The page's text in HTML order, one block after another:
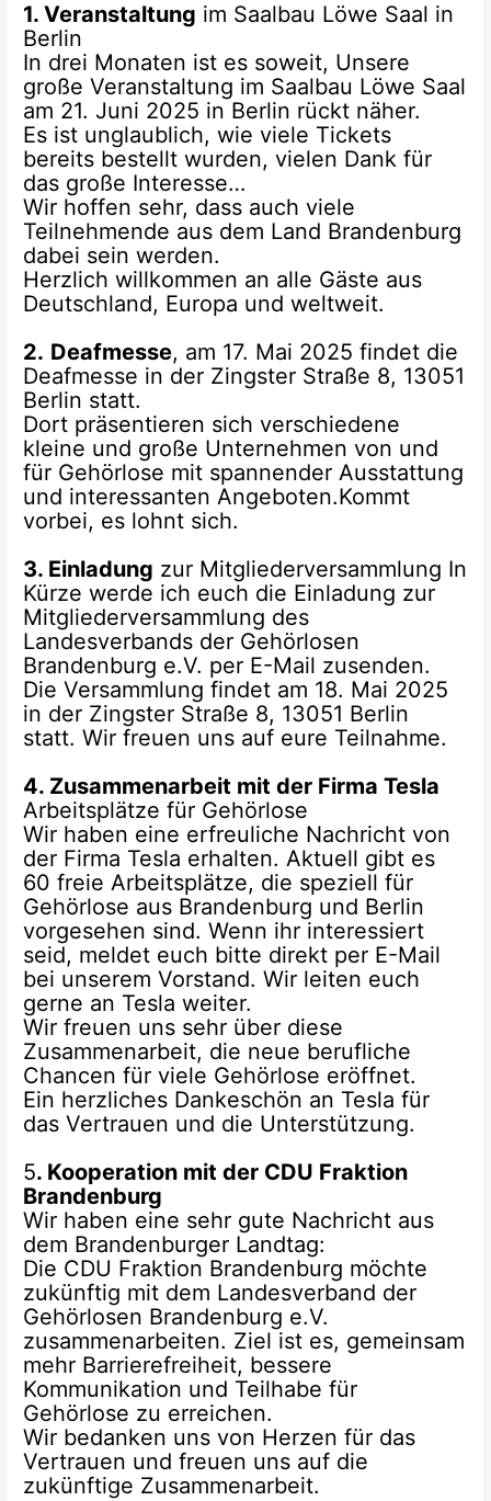
1. Veranstaltung im Saalbau Löwe Saal in
Berlin
In drei Monaten ist es soweit, Unsere
große Veranstaltung im Saalbau Löwe Saal
am 21. Juni 2025 in Berlin rückt näher.
Es ist unglaublich, wie viele Tickets
bereits bestellt wurden, vielen Dank für
das große Interesse…
Wir hoffen sehr, dass auch viele
Teilnehmende aus dem Land Brandenburg
dabei sein werden.
Herzlich willkommen an alle Gäste aus
Deutschland, Europa und weltweit.
2. Deafmesse, am 17. Mai 2025 findet die
Deafmesse in der Zingster Straße 8, 13051
Berlin statt.
Dort präsentieren sich verschiedene
kleine und große Unternehmen von und
für Gehörlose mit spannender Ausstattung
und interessanten Angeboten.Kommt
vorbei, es lohnt sich.
3. Einladung zur Mitgliederversammlung In
Kürze werde ich euch die Einladung zur
Mitgliederversammlung des
Landesverbands der Gehörlosen
Brandenburg e.V. per E-Mail zusenden.
Die Versammlung findet am 18. Mai 2025
in der Zingster Straße 8, 13051 Berlin
statt. Wir freuen uns auf eure Teilnahme.
4. Zusammenarbeit mit der Firma Tesla
Arbeitsplätze für Gehörlose
Wir haben eine erfreuliche Nachricht von
der Firma Tesla erhalten. Aktuell gibt es
60 freie Arbeitsplätze, die speziell für
Gehörlose aus Brandenburg und Berlin
vorgesehen sind. Wenn ihr interessiert
seid, meldet euch bitte direkt per E-Mail
bei unserem Vorstand. Wir leiten euch
gerne an Tesla weiter.
Wir freuen uns sehr über diese
Zusammenarbeit, die neue berufliche
Chancen für viele Gehörlose eröffnet.
Ein herzliches Dankeschön an Tesla für
das Vertrauen und die Unterstützung.
5. Kooperation mit der CDU Fraktion
Brandenburg
Wir haben eine sehr gute Nachricht aus
dem Brandenburger Landtag:
Die CDU Fraktion Brandenburg möchte
zukünftig mit dem Landesverband der
Gehörlosen Brandenburg e.V.
zusammenarbeiten. Ziel ist es, gemeinsam
mehr Barrierefreiheit, bessere
Kommunikation und Teilhabe für
Gehörlose zu erreichen.
Wir bedanken uns von Herzen für das
Vertrauen und freuen uns auf die
zukünftige Zusammenarbeit.